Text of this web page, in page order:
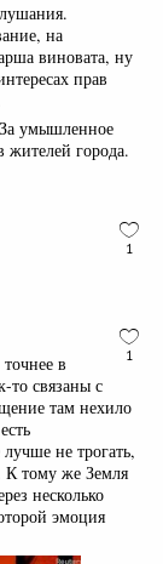
на
виновата, ну
прав
умышленное
жителей города.
1
1
в
связаны с
там нехило
не трогать,
К тому же Земля
несколько
эмоция